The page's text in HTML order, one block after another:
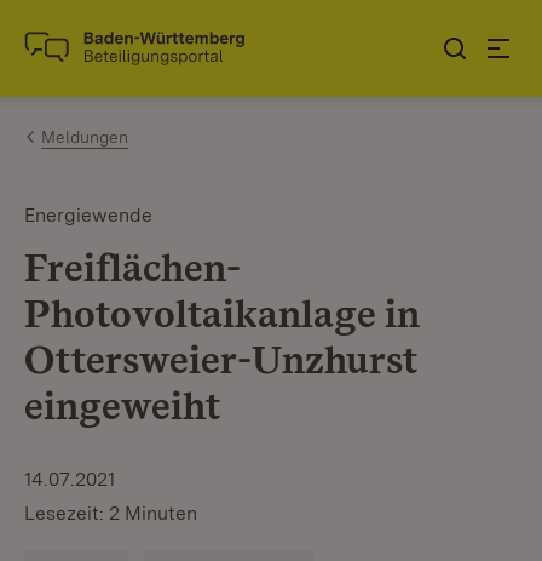
Zum Inhalt springen
Link zur Startseite
Meldungen
Energiewende
Freiflächen-
Photovoltaikanlage in
Ottersweier-Unzhurst
eingeweiht
14.07.2021
Lesezeit: 2 Minuten